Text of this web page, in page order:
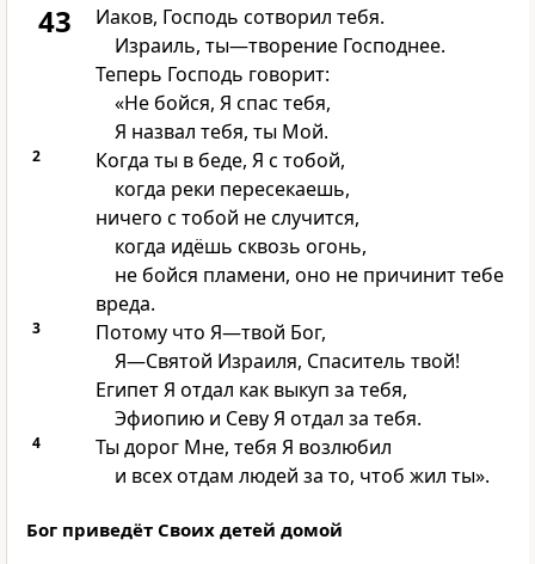
43
Иаков, Господь сотворил тебя.
Израиль, ты—творение Господнее.
Теперь Господь говорит:
«Не бойся, Я спас тебя,
Я назвал тебя, ты Мой.
2
Когда ты в беде, Я с тобой,
когда реки пересекаешь,
ничего с тобой не случится,
когда идёшь сквозь огонь,
не бойся пламени, оно не причинит тебе
вреда.
3
Потому что Я—твой Бог,
Я—Святой Израиля, Спаситель твой!
Египет Я отдал как выкуп за тебя,
Эфиопию и Севу Я отдал за тебя.
4
Ты дорог Мне, тебя Я возлюбил
и всех отдам людей за то, чтоб жил ты».
Бог приведёт Своих детей домой